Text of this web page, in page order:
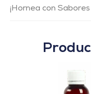
¡Hornea con